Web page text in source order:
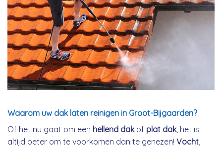
Waarom uw dak laten reinigen in Groot-Bijgaarden?
Of het nu gaat om een hellend dakof plat dak, het is
altijd beter om te voorkomen dan te genezen! Vocht